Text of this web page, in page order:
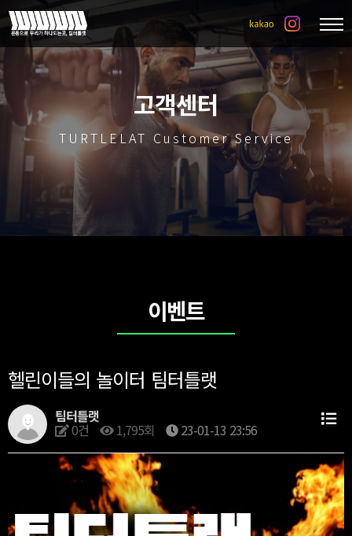
고객센터
TURTLELAT Customer Service
이벤트
헬린이들의 놀이터 팀터틀랫
팀터틀랫
0건 1,795회 23-01-13 23:56